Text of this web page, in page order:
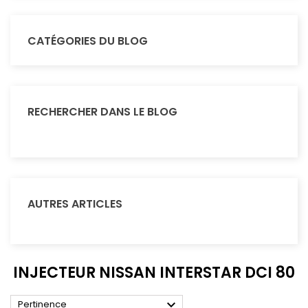
CATÉGORIES DU BLOG
RECHERCHER DANS LE BLOG
AUTRES ARTICLES
INJECTEUR NISSAN INTERSTAR DCI 80
Pertinence